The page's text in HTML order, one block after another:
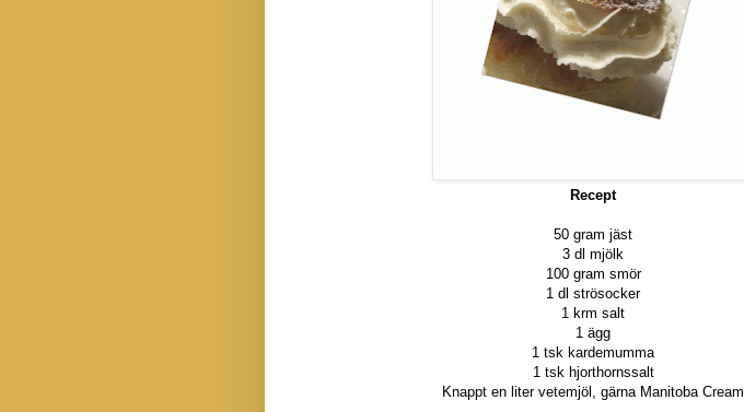
Recept
50 gram jäst
3 dl mjölk
100 gram smör
1 dl strösocker
1 krm salt
1 ägg
1 tsk kardemumma
1 tsk hjorthornssalt
Knappt en liter vetemjöl, gärna Manitoba Cream